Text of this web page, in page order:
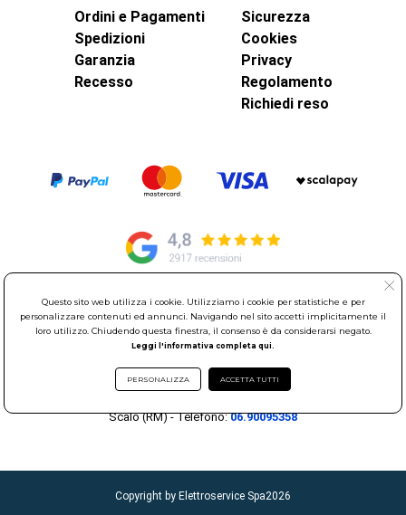
Ordini e Pagamenti
Spedizioni
Garanzia
Recesso
Sicurezza
Cookies
Privacy
Regolamento
Richiedi reso
© Elettroservice Spa - Sede Legale: Via Leonardo da Vinci, 40 -
00015 Monterotondo Scalo (RM)
Partita Iva: 01586761007 - Codice Fiscale: 06634500588 Capitale
Sociale 1.600.000,00 Euro i.v. Iscritto al Registro delle Imprese di
Roma REA: RM-535144
Scalo (RM) - Telefono:06.90095358
Copyright by Elettroservice Spa2026
Questo sito web utilizza i cookie. Utilizziamo i cookie per statistiche e per
personalizzare contenuti ed annunci. Navigando nel sito accetti implicitamente il
loro utilizzo. Chiudendo questa finestra, il consenso è da considerarsi negato.
Leggi l'informativa completa qui.
PERSONALIZZA ACCETTA TUTTI